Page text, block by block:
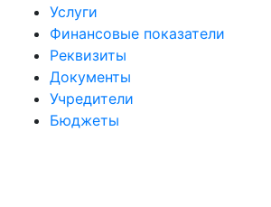
Услуги
Финансовые показатели
Реквизиты
Документы
Учредители
Бюджеты